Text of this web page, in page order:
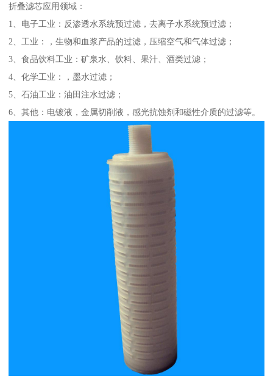
折叠滤芯应用领域：
1、电子工业：反渗透水系统预过滤，去离子水系统预过滤；
2、工业：，生物和血浆产品的过滤，压缩空气和气体过滤；
3、食品饮料工业：矿泉水、饮料、果汁、酒类过滤；
4、化学工业：，墨水过滤；
5、石油工业：油田注水过滤；
6、其他：电镀液，金属切削液，感光抗蚀剂和磁性介质的过滤等。